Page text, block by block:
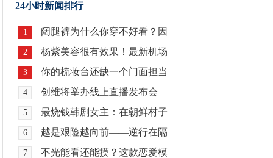
24小时新闻排行
1 阔腿裤为什么你穿不好看？因
2 杨紫美容很有效果！最新机场
3 你的梳妆台还缺一个门面担当
4 创维将举办线上直播发布会
5 最烧钱韩剧女主：在朝鲜村子
6 越是艰险越向前——逆行在隔
7 不光能看还能摸？这款恋爱模